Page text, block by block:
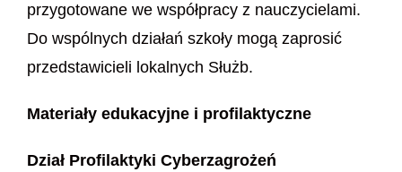
przygotowane we współpracy z nauczycielami.
Do wspólnych działań szkoły mogą zaprosić
przedstawicieli lokalnych Służb.
Materiały edukacyjne i profilaktyczne
Dział Profilaktyki Cyberzagrożeń